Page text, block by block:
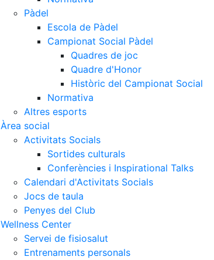
Pàdel
Escola de Pàdel
Campionat Social Pàdel
Quadres de joc
Quadre d'Honor
Històric del Campionat Social
Normativa
Altres esports
Àrea social
Activitats Socials
Sortides culturals
Conferències i Inspirational Talks
Calendari d'Activitats Socials
Jocs de taula
Penyes del Club
Wellness Center
Servei de fisiosalut
Entrenaments personals